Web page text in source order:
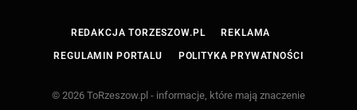
REDAKCJA TORZESZOW.PL REKLAMA
REGULAMIN PORTALU POLITYKA PRYWATNOŚCI
© 2026 ToRzeszow.pl - informacje, które mają znaczenie